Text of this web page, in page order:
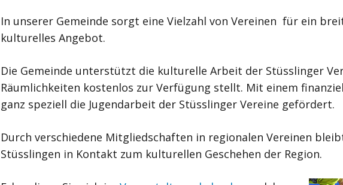
In unserer Gemeinde sorgt eine Vielzahl von Vereinen für ein
kulturelles Angebot.
Die Gemeinde unterstützt die kulturelle Arbeit der Stüsslinger
Räumlichkeiten kostenlos zur Verfügung stellt. Mit einem
ganz speziell die Jugendarbeit der Stüsslinger Vereine gefördert.
Durch verschiedene Mitgliedschaften in regionalen Vereinen
Stüsslingen in Kontakt zum kulturellen Geschehen der Region.